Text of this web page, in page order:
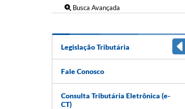
Busca Avançada
Legislação Tributária
Fale Conosco
Consulta Tributária Eletrônica (e-
CT)